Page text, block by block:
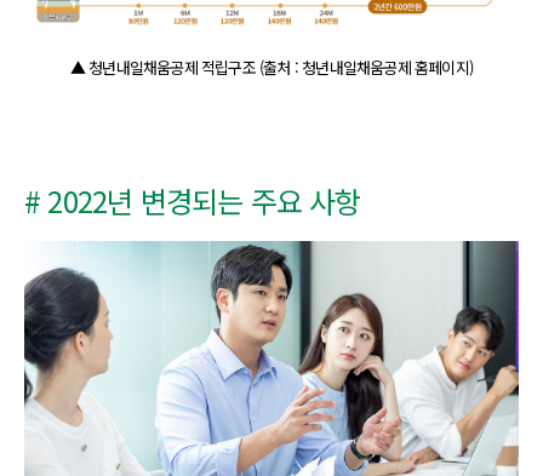
▲ 청년내일채움공제 적립구조 (출처 : 청년내일채움공제 홈페이지)
# 2022년 변경되는 주요 사항